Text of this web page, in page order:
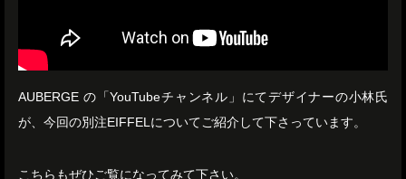
AUBERGE の「YouTubeチャンネル」にてデザイナーの小林氏
が、今回の別注EIFFELについてご紹介して下さっています。
こちらもぜひご覧になってみて下さい。